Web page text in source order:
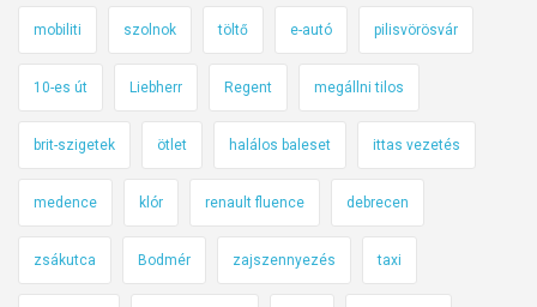
mobiliti szolnok töltő e-autó pilisvörösvár
10-es út Liebherr Regent megállni tilos
brit-szigetek ötlet halálos baleset ittas vezetés
medence klór renault fluence debrecen
zsákutca Bodmér zajszennyezés taxi